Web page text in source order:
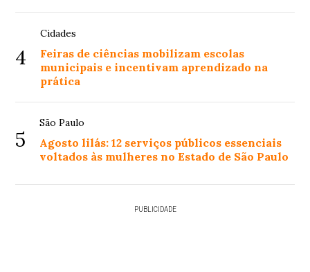
4
Cidades
Feiras de ciências mobilizam escolas
municipais e incentivam aprendizado na
prática
5
São Paulo
Agosto lilás: 12 serviços públicos essenciais
voltados às mulheres no Estado de São Paulo
PUBLICIDADE